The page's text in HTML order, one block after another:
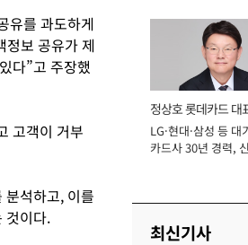
유를 과도하게
정보 공유가 제
다”고 주장했
고객이 거부
분석하고, 이를
것이다.
정상호 롯데카드 대
장
LG·현대·삼성 등 대
카드사 30년 경력,
최신기사